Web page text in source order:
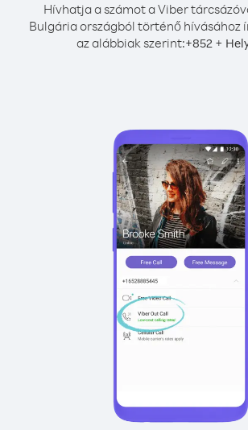
Hívhatja a számot a Viber
Bulgária országból történő hívásához
az alábbiak szerint:+852 +